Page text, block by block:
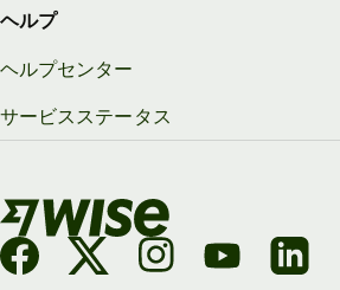
ヘルプ
ヘルプセンター
サービスステータス